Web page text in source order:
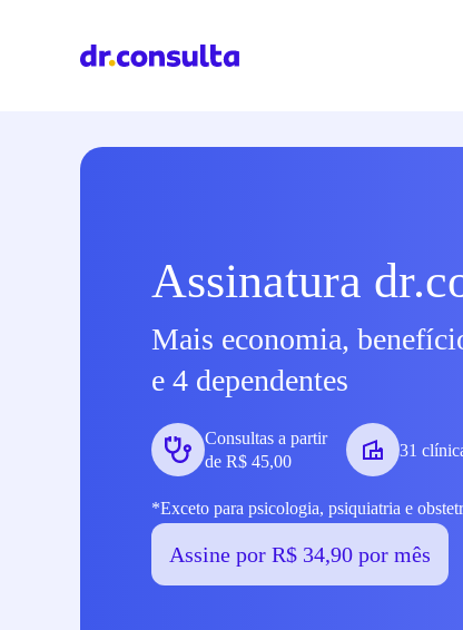
Assinatura
Mais economia,
e 4 dependentes
Consultas a partir
de R$ 45,00
31
*Exceto para psicologia, psiquiatria e
Assine por R$ 34,90 por mês